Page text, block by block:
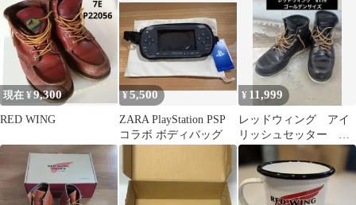
現在 ¥9,300
RED WING
¥5,500
ZARA PlayStation PSP
コラボ ボディバッグ
¥ 11,999
レッドウィング アイ
リッシュセッター ブ
ラック 27cmくらい